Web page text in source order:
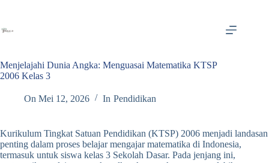
content
Menjelajahi Dunia Angka: Menguasai Matematika KTSP
2006 Kelas 3
On Mei 12, 2026 In Pendidikan
Kurikulum Tingkat Satuan Pendidikan (KTSP) 2006 menjadi landasan
penting dalam proses belajar mengajar matematika di Indonesia,
termasuk untuk siswa kelas 3 Sekolah Dasar. Pada jenjang ini,